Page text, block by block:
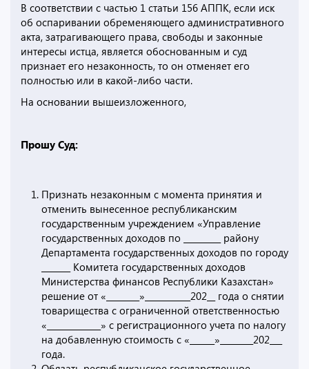
В соответствии с частью 1 статьи 156 АППК, если иск
об оспаривании обременяющего административного
акта, затрагивающего права, свободы и законные
интересы истца, является обоснованным и суд
признает его незаконность, то он отменяет его
полностью или в какой-либо части.
На основании вышеизложенного,
Прошу Суд:
Признать незаконным с момента принятия и
отменить вынесенное республиканским
государственным учреждением «Управление
государственных доходов по _________ району
Департамента государственных доходов по городу
_______ Комитета государственных доходов
Министерства финансов Республики Казахстан»
решение от «________»___________202__ года о снятии
товарищества с ограниченной ответственностью
«_____________» с регистрационного учета по налогу
на добавленную стоимость с «______»________202___
года.